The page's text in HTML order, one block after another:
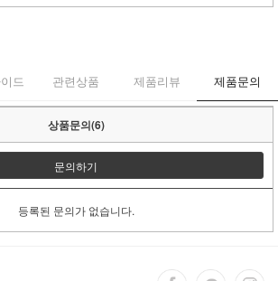
드 관련상품 제품리뷰 제품문의
상품문의(6)
문의하기
등록된 문의가 없습니다.